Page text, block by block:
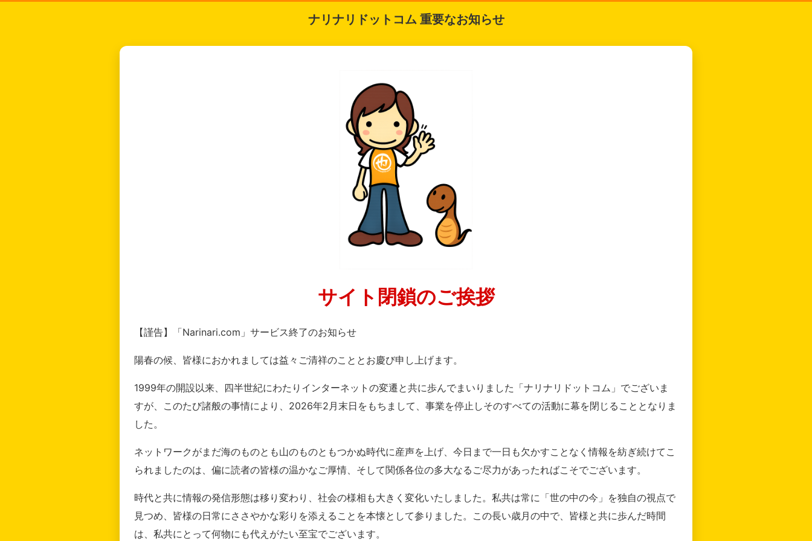
ナリナリドットコム 重要なお知らせ
サイト閉鎖のご挨拶
【謹告】「Narinari.com」サービス終了のお知らせ
陽春の候、皆様におかれましては益々ご清祥のこととお慶び申し上げます。
1999年の開設以来、四半世紀にわたりインターネットの変遷と共に歩んでまいりました「ナリナリドットコム」でございま
すが、このたび諸般の事情により、2026年2月末日をもちまして、事業を停止しそのすべての活動に幕を閉じることとなりま
した。
ネットワークがまだ海のものとも山のものともつかぬ時代に産声を上げ、今日まで一日も欠かすことなく情報を紡ぎ続けてこ
られましたのは、偏に読者の皆様の温かなご厚情、そして関係各位の多大なるご尽力があったればこそでございます。
時代と共に情報の発信形態は移り変わり、社会の様相も大きく変化いたしました。私共は常に「世の中の今」を独自の視点で
見つめ、皆様の日常にささやかな彩りを添えることを本懐として参りました。この長い歳月の中で、皆様と共に歩んだ時間
は、私共にとって何物にも代えがたい至宝でございます。